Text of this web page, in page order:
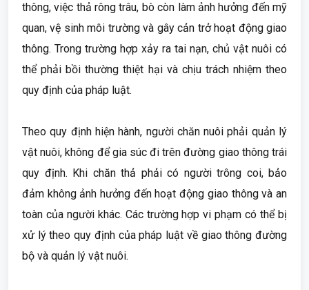
thông, việc thả rông trâu, bò còn làm ảnh hưởng đến mỹ
quan, vệ sinh môi trường và gây cản trở hoạt động giao
thông. Trong trường hợp xảy ra tai nạn, chủ vật nuôi có
thể phải bồi thường thiệt hại và chịu trách nhiệm theo
quy định của pháp luật.
Theo quy định hiện hành, người chăn nuôi phải quản lý
vật nuôi, không để gia súc đi trên đường giao thông trái
quy định. Khi chăn thả phải có người trông coi, bảo
đảm không ảnh hưởng đến hoạt động giao thông và an
toàn của người khác. Các trường hợp vi phạm có thể bị
xử lý theo quy định của pháp luật về giao thông đường
bộ và quản lý vật nuôi.